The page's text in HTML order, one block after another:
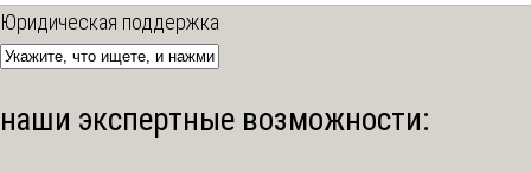
Юридическая поддержка
наши экспертные возможности: